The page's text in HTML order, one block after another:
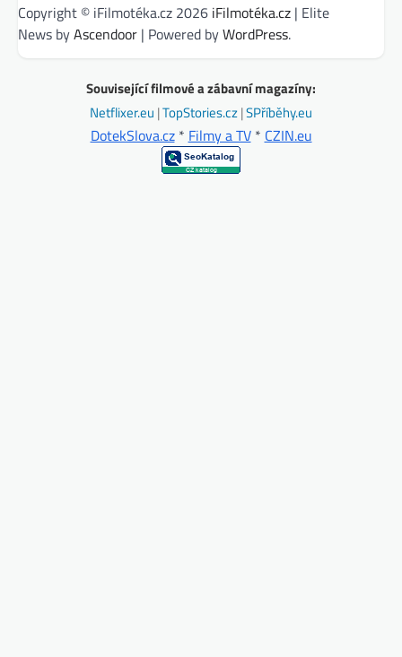
Copyright © iFilmotéka.cz 2026 iFilmotéka.cz | Elite
News byAscendoor | Powered byWordPress.
Související filmové a zábavní magazíny:
Netflixer.eu |TopStories.cz|SPříběhy.eu
DotekSlova.cz* Filmy a TV* CZIN.eu